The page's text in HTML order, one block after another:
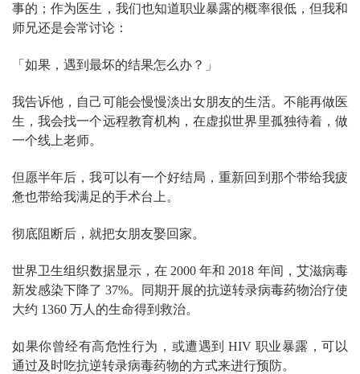
事的；作为医生，我们也知道职业暴露的概率很低，但我和
师兄还是会常讨论：
「如果，遇到最坏的结果怎么办？」
我告诉他，自己可能会慢慢淡出女朋友的生活。不能再做医
生，我会找一个远程教育机构，在虚拟世界里孤独待着，做
一个线上老师。
但愿半年后，我可以有一个好结局，重新回到那个带给我疲
惫也带给我满足的手术台上。
彻底阻断后，就把女朋友娶回家。
世界卫生组织数据显示，在 2000 年和 2018 年间，艾滋病毒
新发感染下降了 37%。同期开展的抗逆转录病毒药物治疗使
大约 1360 万人的生命得到救治。
如果你曾经有高危性行为，或遭遇到 HIV 职业暴露，可以
通过及时吃抗逆转录病毒药物的方式来进行预防。